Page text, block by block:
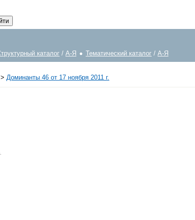
каталог / А-Я Тематический каталог / А-Я
> Доминанты 46 от 17 ноября 2011 г.